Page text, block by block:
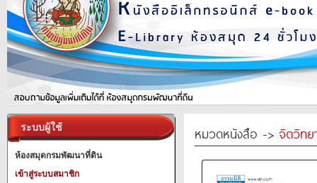
ระบบผู้ใช้
ห้องสมุดกรมพัฒนาที่ดิน
เข้าสู่ระบบสมาชิก
หมวดหนังสือ -> จิตวิทย